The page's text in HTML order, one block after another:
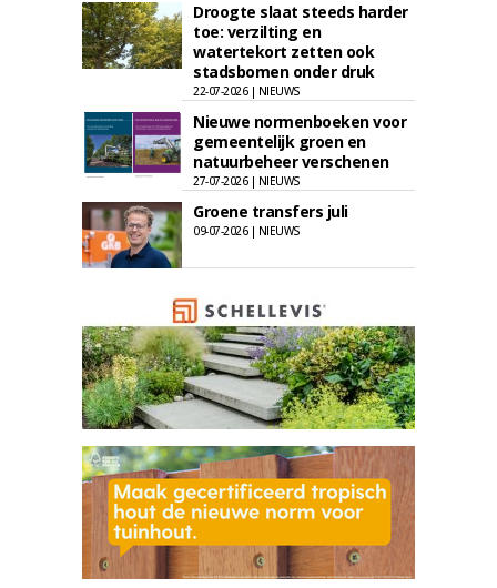
Droogte slaat steeds harder
toe: verzilting en
watertekort zetten ook
stadsbomen onder druk
22-07-2026 | NIEUWS
Nieuwe normenboeken voor
gemeentelijk groen en
natuurbeheer verschenen
27-07-2026 | NIEUWS
Groene transfers juli
09-07-2026 | NIEUWS